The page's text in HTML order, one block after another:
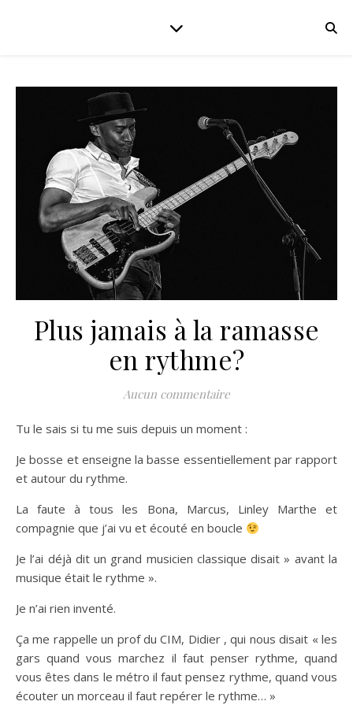
Plus jamais à la ramasse
en rythme?
Aucun commentaire
Tu le sais si tu me suis depuis un moment :
Je bosse et enseigne la basse essentiellement par rapport
et autour du rythme.
La faute à tous les Bona, Marcus, Linley Marthe et
compagnie que j’ai vu et écouté en boucle
Je l’ai déjà dit un grand musicien classique disait » avant la
musique était le rythme ».
Je n’ai rien inventé.
Ça me rappelle un prof du CIM, Didier , qui nous disait « les
gars quand vous marchez il faut penser rythme, quand
vous êtes dans le métro il faut pensez rythme, quand vous
écouter un morceau il faut repérer le rythme… »